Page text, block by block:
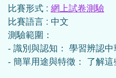
比賽形式 : 網上試卷測驗
比賽語言 : 中文
測驗範圍：
- 識別與認知： 學習辨認中
- 簡單用途與特徵： 了解這